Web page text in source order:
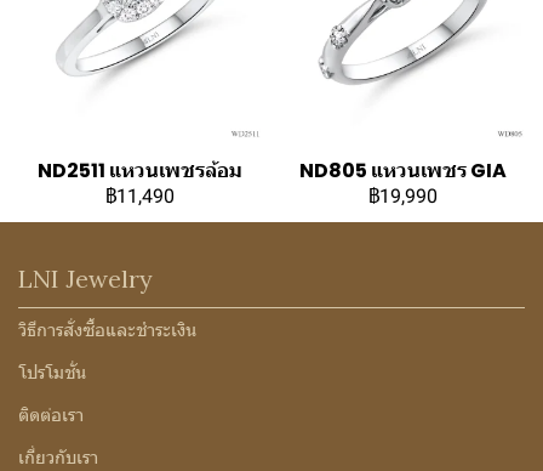
ND2511 แหวนเพชรล้อม
฿11,490
ND805 แหวนเพชร GIA
฿19,990
LNI Jewelry
วิธีการสั่งซื้อและชำระเงิน
โปรโมชั่น
ติดต่อเรา
เกี่ยวกับเรา